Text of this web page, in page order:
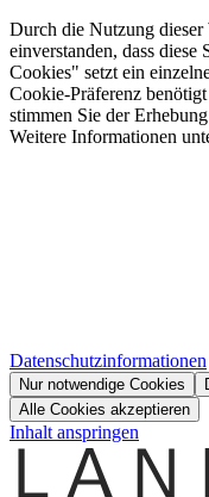
Durch die Nutzung dieser
einverstanden, dass
Cookies" setzt ein
Cookie-Präferenz
stimmen Sie der
Weitere Informationen
Datenschutzinformationen
Nur notwendige Cookies
Alle Cookies akzeptieren
Inhalt anspringen